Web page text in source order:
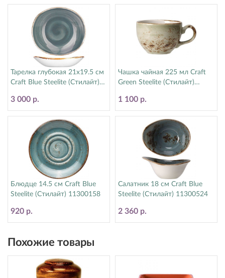
Тарелка глубокая 21х19.5 см
Craft Blue Steelite (Стилайт)
3 000 р.
Чашка чайная 225 мл Craft
Green Steelite (Стилайт)
1 100 р.
Блюдце 14.5 см Craft Blue
Steelite (Стилайт) 11300158
920 р.
Салатник 18 см Craft Blue
Steelite (Стилайт) 11300524
2 360 р.
Похожие товары